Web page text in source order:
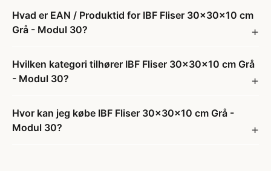
Hvad er EAN / Produktid for IBF Fliser 30x30x10 cm
Grå - Modul 30?
Hvilken kategori tilhører IBF Fliser 30x30x10 cm Grå
- Modul 30?
Hvor kan jeg købe IBF Fliser 30x30x10 cm Grå -
Modul 30?